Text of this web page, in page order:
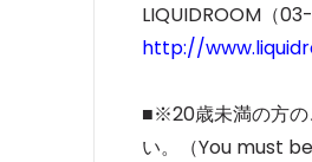
LIQUIDROOM（
http://
■※20歳未満の方の
い。（You must